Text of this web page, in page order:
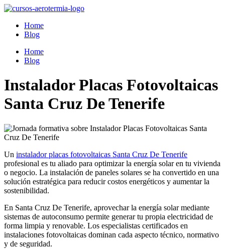
Ir
contenidoHome
Blog
Home
Blog
Instalador Placas Fotovoltaicas
Santa Cruz De Tenerife
Un instalador placas fotovoltaicas Santa Cruz De Tenerife
profesional es tu aliado para optimizar la energía solar en tu vivienda
o negocio. La instalación de paneles solares se ha convertido en una
solución estratégica para reducir costos energéticos y aumentar la
sostenibilidad.
En Santa Cruz De Tenerife, aprovechar la energía solar mediante
sistemas de autoconsumo permite generar tu propia electricidad de
forma limpia y renovable. Los especialistas certificados en
instalaciones fotovoltaicas dominan cada aspecto técnico, normativo
y de seguridad.